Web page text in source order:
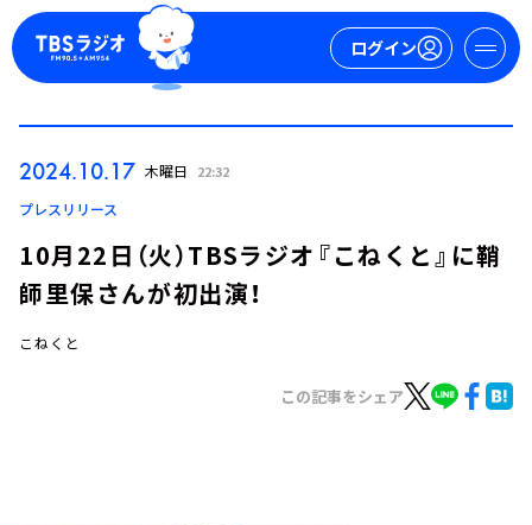
ログイン
2024.10.17 木曜日 22:32
プレスリリース
10月22日（火）TBSラジオ『こねくと』に鞘
師里保さんが初出演！
こねくと
この記事をシェア